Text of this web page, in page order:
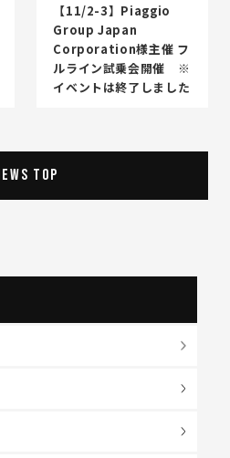
【11/2-3】Piaggio
Group Japan
Corporation様主催 フ
ルライン試乗会開催 ※
イベントは終了しました
TOP